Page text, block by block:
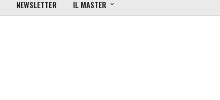
NEWSLETTER IL MASTER